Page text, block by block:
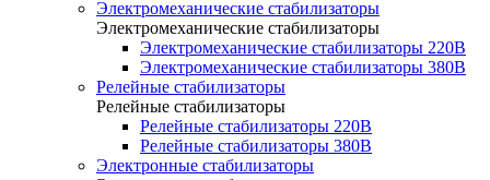
Электромеханические стабилизаторы
Электромеханические стабилизаторы
Электромеханические стабилизаторы 220В
Электромеханические стабилизаторы 380В
Релейные стабилизаторы
Релейные стабилизаторы
Релейные стабилизаторы 220В
Релейные стабилизаторы 380В
Электронные стабилизаторы